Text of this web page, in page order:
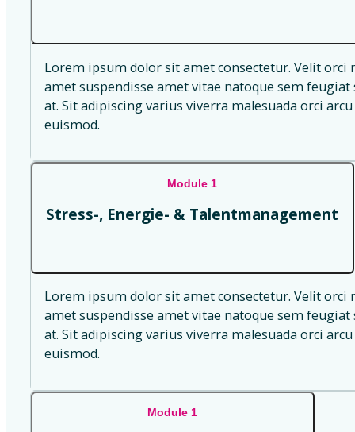
Lorem ipsum dolor sit amet consectetur. Velit
amet suspendisse amet vitae natoque sem
at. Sit adipiscing varius viverra malesuada orci
euismod.
Module 1
Stress-, Energie- & Talentmanagement
Lorem ipsum dolor sit amet consectetur. Velit
amet suspendisse amet vitae natoque sem
at. Sit adipiscing varius viverra malesuada orci
euismod.
Module 1